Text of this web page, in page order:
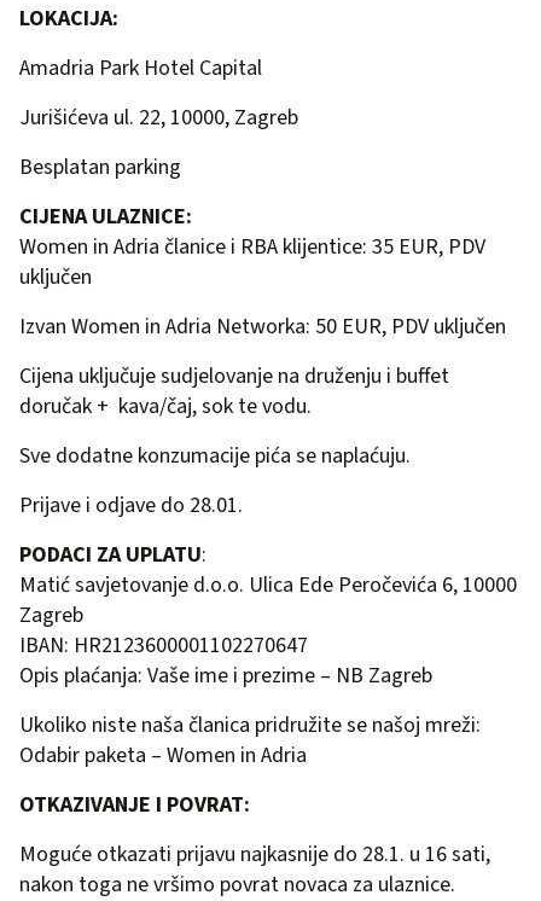
LOKACIJA:
Amadria Park Hotel Capital
Jurišićeva ul. 22, 10000, Zagreb
Besplatan parking
CIJENA ULAZNICE:
Women in Adria članice i RBA klijentice: 35 EUR, PDV
uključen
Izvan Women in Adria Networka: 50 EUR, PDV uključen
Cijena uključuje sudjelovanje na druženju i buffet
doručak + kava/čaj, sok te vodu.
Sve dodatne konzumacije pića se naplaćuju.
Prijave i odjave do 28.01.
PODACI ZA UPLATU:
Matić savjetovanje d.o.o. Ulica Ede Peročevića 6, 10000
Zagreb
IBAN: HR2123600001102270647
Opis plaćanja: Vaše ime i prezime – NB Zagreb
Ukoliko niste naša članica pridružite se našoj mreži:
Odabir paketa – Women in Adria
OTKAZIVANJE I POVRAT:
Moguće otkazati prijavu najkasnije do 28.1. u 16 sati,
nakon toga ne vršimo povrat novaca za ulaznice.